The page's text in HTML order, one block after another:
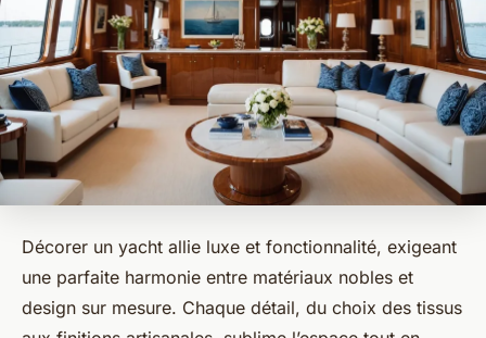
Décorer un yacht allie luxe et fonctionnalité, exigeant
une parfaite harmonie entre matériaux nobles et
design sur mesure. Chaque détail, du choix des tissus